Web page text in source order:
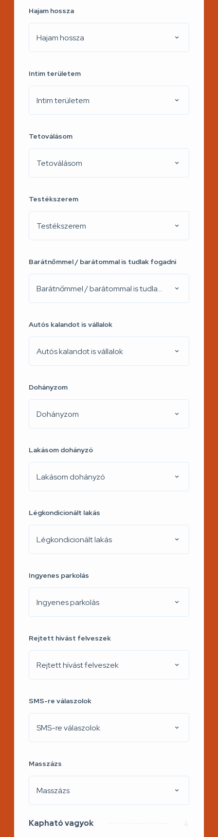
Hajam hossza
Hajam hossza
Intim területem
Intim területem
Tetoválásom
Tetoválásom
Testékszerem
Testékszerem
Barátnőmmel / barátommal is tudlak fogadni
Barátnőmmel / barátommal is tudlak fogadni
Autós kalandot is vállalok
Autós kalandot is vállalok
Dohányzom
Dohányzom
Lakásom dohányzó
Lakásom dohányzó
Légkondicionált lakás
Légkondicionált lakás
Ingyenes parkolás
Ingyenes parkolás
Rejtett hívást felveszek
Rejtett hívást felveszek
SMS-re válaszolok
SMS-re válaszolok
Masszázs
Masszázs
Kapható vagyok